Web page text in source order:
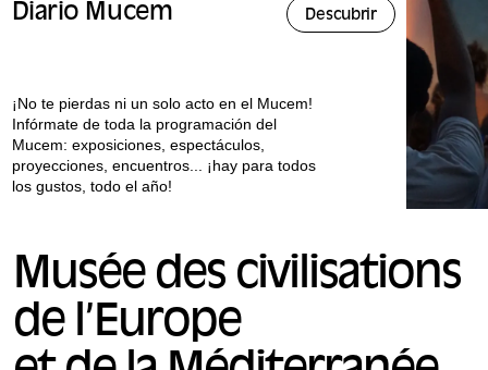
Diario Mucem Descubrir
¡No te pierdas ni un solo acto en el Mucem!
Infórmate de toda la programación del
Mucem: exposiciones, espectáculos,
proyecciones, encuentros... ¡hay para todos
los gustos, todo el año!
Musée des civilisations
de l’Europe